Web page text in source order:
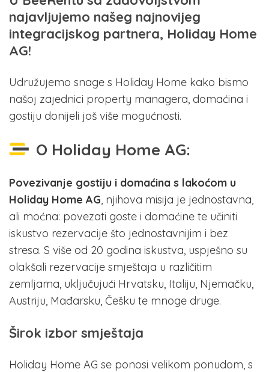
najavljujemo našeg najnovijeg
integracijskog partnera, Holiday Home
AG!
Udružujemo snage s Holiday Home kako bismo
našoj zajednici property managera, domaćina i
gostiju donijeli još više mogućnosti.
O Holiday Home AG:
Povezivanje gostiju i domaćina s lakoćom u
Holiday Home AG, njihova misija je jednostavna,
ali moćna: povezati goste i domaćine te učiniti
iskustvo rezervacije što jednostavnijim i bez
stresa. S više od 20 godina iskustva, uspješno su
olakšali rezervacije smještaja u različitim
zemljama, uključujući Hrvatsku, Italiju, Njemačku,
Austriju, Mađarsku, Češku te mnoge druge.
Širok izbor smještaja
Holiday Home AG se ponosi velikom ponudom, s